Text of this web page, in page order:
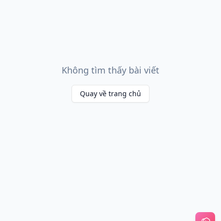
Không tìm thấy bài viết
Quay về trang chủ